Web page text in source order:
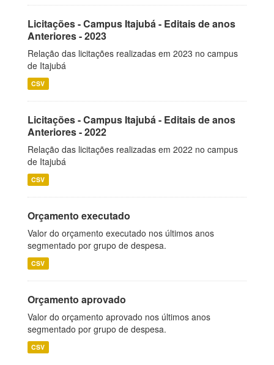
Licitações - Campus Itajubá - Editais de anos
Anteriores - 2023
Relação das licitações realizadas em 2023 no campus
de Itajubá
CSV
Licitações - Campus Itajubá - Editais de anos
Anteriores - 2022
Relação das licitações realizadas em 2022 no campus
de Itajubá
CSV
Orçamento executado
Valor do orçamento executado nos últimos anos
segmentado por grupo de despesa.
CSV
Orçamento aprovado
Valor do orçamento aprovado nos últimos anos
segmentado por grupo de despesa.
CSV